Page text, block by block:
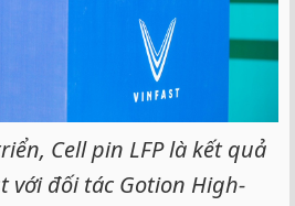
Cell pin LFP là kết quả
với đối tác Gotion High-